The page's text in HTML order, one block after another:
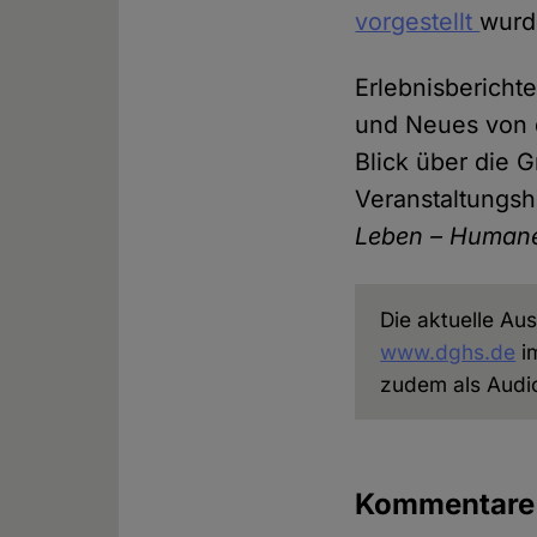
vorgestellt
und Neues von
Blick über die
Leben –
Die aktuelle
www.dghs.de
zudem als
Kommentare